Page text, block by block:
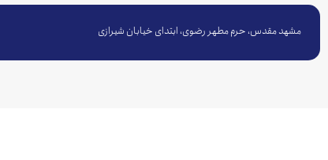
مشهد مقدس، حرم مطهر رضوی، ابتدای خیابان شیرازی